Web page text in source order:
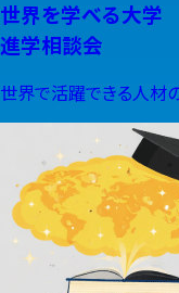
世界を学べる大学
進学相談会
世界で活躍できる人材